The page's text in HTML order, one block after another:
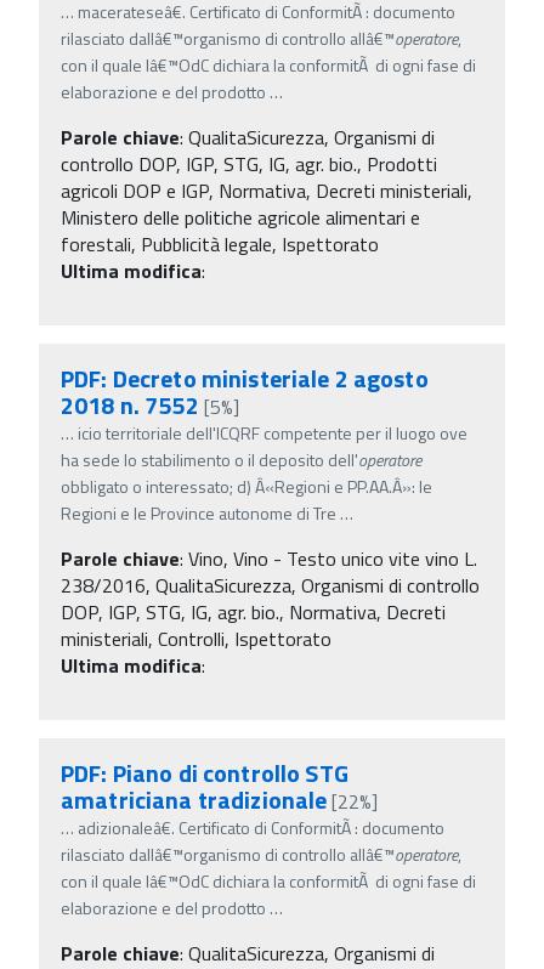
… macerateseâ€. Certificato di ConformitÃ : documento
rilasciato dallâ€™organismo di controllo allâ€™operatore,
con il quale lâ€™OdC dichiara la conformitÃ di ogni fase di
elaborazione e del prodotto …
Parole chiave: QualitaSicurezza, Organismi di
controllo DOP, IGP, STG, IG, agr. bio., Prodotti
agricoli DOP e IGP, Normativa, Decreti ministeriali,
Ministero delle politiche agricole alimentari e
forestali, Pubblicità legale, Ispettorato
Ultima modifica:
PDF: Decreto ministeriale 2 agosto
2018 n. 7552 [5%]
… icio territoriale dell'ICQRF competente per il luogo ove
ha sede lo stabilimento o il deposito dell'operatore
obbligato o interessato; d) Â«Regioni e PP.AA.Â»: le
Regioni e le Province autonome di Tre …
Parole chiave: Vino, Vino - Testo unico vite vino L.
238/2016, QualitaSicurezza, Organismi di controllo
DOP, IGP, STG, IG, agr. bio., Normativa, Decreti
ministeriali, Controlli, Ispettorato
Ultima modifica:
PDF: Piano di controllo STG
amatriciana tradizionale[22%]
… adizionaleâ€. Certificato di ConformitÃ : documento
rilasciato dallâ€™organismo di controllo allâ€™operatore,
con il quale lâ€™OdC dichiara la conformitÃ di ogni fase di
elaborazione e del prodotto …
Parole chiave: QualitaSicurezza, Organismi di